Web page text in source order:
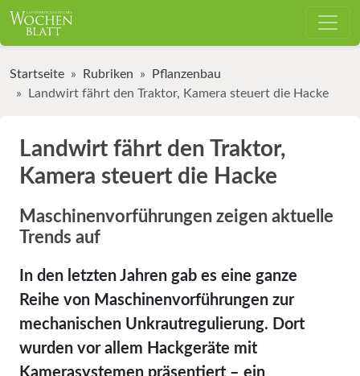
Startseite Rubriken
Pflanzenbau
Landwirt fährt den Traktor, Kamera steuert die Hacke
Landwirt fährt den Traktor,
Kamera steuert die Hacke
Maschinenvorführungen zeigen aktuelle
Trends auf
In den letzten Jahren gab es eine ganze
Reihe von Maschinenvorführungen zur
mechanischen Unkrautregulierung. Dort
wurden vor allem Hackgeräte mit
Kamerasystemen präsentiert – ein